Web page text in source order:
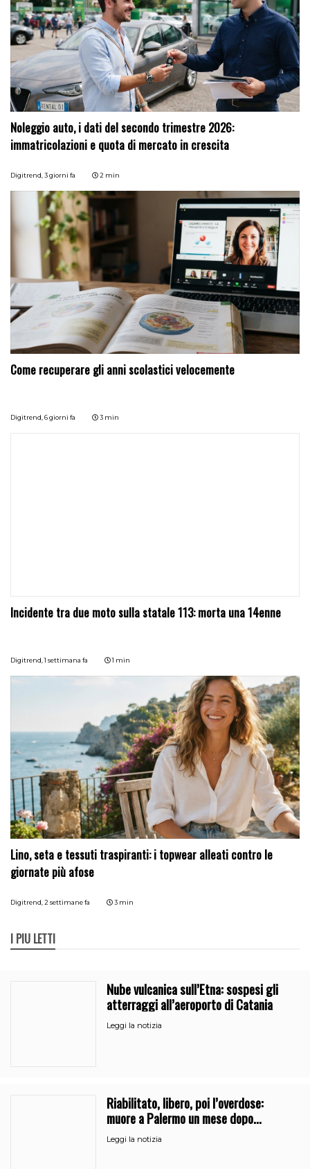
Noleggio auto, i dati del secondo trimestre 2026:
immatricolazioni e quota di mercato in crescita
Digitrend,3 giorni fa 2 min
Come recuperare gli anni scolastici velocemente
Digitrend,6 giorni fa 3 min
Incidente tra due moto sulla statale 113: morta una 14enne
Digitrend,1 settimana fa 1 min
Lino, seta e tessuti traspiranti: i topwear alleati contro le
giornate più afose
Digitrend, 2 settimane fa 3 min
I PIÙ LETTI
Nube vulcanica sull’Etna: sospesi gli
atterraggi all’aeroporto di Catania
Leggi la notizia
Riabilitato, libero, poi l’overdose:
muore a Palermo un mese dopo
l’uscita dalla comunità
Leggi la notizia